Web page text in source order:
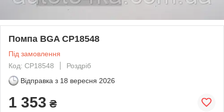
Помпа BGA CP18548
Під замовлення
Код: CP18548
Роздріб
Відправка з 18 вересня 2026
1 353 ₴